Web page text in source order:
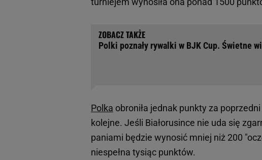
Polki poznały rywalki w BJK Cup. Świetne
Polka obroniła jednak punkty za
kolejne. Jeśli Białorusince nie uda się
paniami będzie wynosić mniej niż 200
niespełna tysiąc punktów.